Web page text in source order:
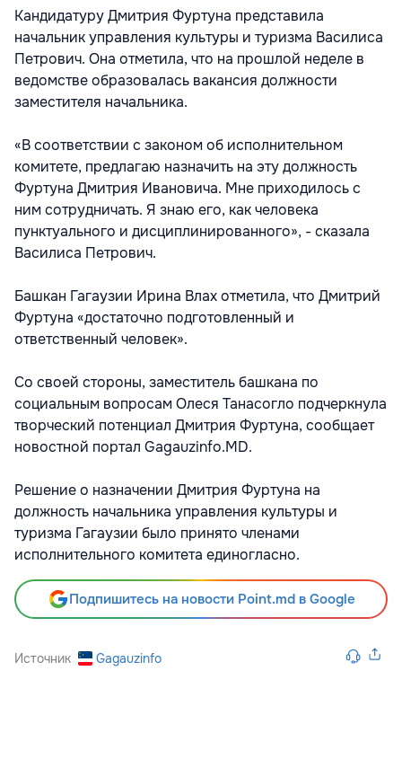
Кандидатуру Дмитрия Фуртуна представила
начальник управления культуры и туризма Василиса
Петрович. Она отметила, что на прошлой неделе в
ведомстве образовалась вакансия должности
заместителя начальника.
«В соответствии с законом об исполнительном
комитете, предлагаю назначить на эту должность
Фуртуна Дмитрия Ивановича. Мне приходилось с
ним сотрудничать. Я знаю его, как человека
пунктуального и дисциплинированного», - сказала
Василиса Петрович.
Башкан Гагаузии Ирина Влах отметила, что Дмитрий
Фуртуна «достаточно подготовленный и
ответственный человек».
Со своей стороны, заместитель башкана по
социальным вопросам Олеся Танасогло подчеркнула
творческий потенциал Дмитрия Фуртуна, сообщает
новостной портал Gagauzinfo.MD.
Решение о назначении Дмитрия Фуртуна на
должность начальника управления культуры и
туризма Гагаузии было принято членами
исполнительного комитета единогласно.
Подпишитесь на новости Point.md в Google
Источник Gagauzinfo